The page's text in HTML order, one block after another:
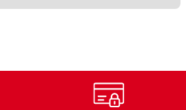
veya görüntülenemiyor.